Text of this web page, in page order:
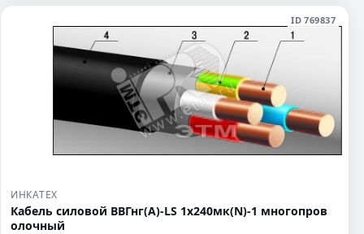
ID 769837
ИНКАТЕХ
Кабель силовой ВВГнг(А)-LS 1х240мк(N)-1 многопров
олочный